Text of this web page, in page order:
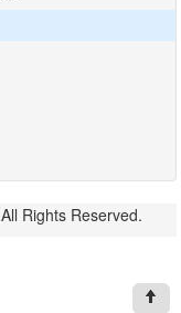
Rights Reserved.